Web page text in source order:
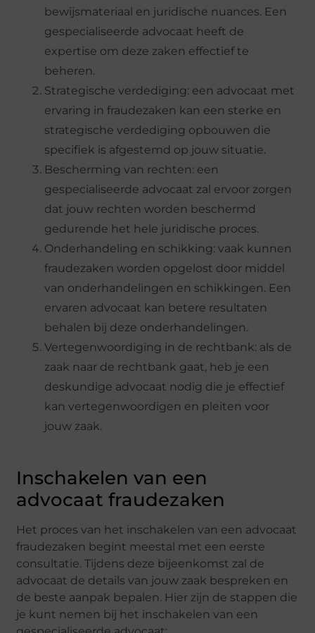
bewijsmateriaal en juridische nuances. Een
gespecialiseerde advocaat heeft de
expertise om deze zaken effectief te
beheren.
Strategische verdediging: een advocaat met
ervaring in fraudezaken kan een sterke en
strategische verdediging opbouwen die
specifiek is afgestemd op jouw situatie.
Bescherming van rechten: een
gespecialiseerde advocaat zal ervoor zorgen
dat jouw rechten worden beschermd
gedurende het hele juridische proces.
Onderhandeling en schikking: vaak kunnen
fraudezaken worden opgelost door middel
van onderhandelingen en schikkingen. Een
ervaren advocaat kan betere resultaten
behalen bij deze onderhandelingen.
Vertegenwoordiging in de rechtbank: als de
zaak naar de rechtbank gaat, heb je een
deskundige advocaat nodig die je effectief
kan vertegenwoordigen en pleiten voor
jouw zaak.
Inschakelen van een
advocaat fraudezaken
Het proces van het inschakelen van een advocaat
fraudezaken begint meestal met een eerste
consultatie. Tijdens deze bijeenkomst zal de
advocaat de details van jouw zaak bespreken en
de beste aanpak bepalen. Hier zijn de stappen die
je kunt nemen bij het inschakelen van een